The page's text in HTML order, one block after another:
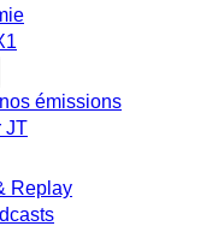
émissions
JT
Replay